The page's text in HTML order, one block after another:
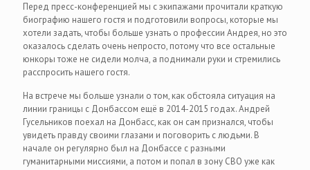
Перед пресс-конференцией мы с экипажами прочитали краткую
биографию нашего гостя и подготовили вопросы, которые мы
хотели задать, чтобы больше узнать о профессии Андрея, но это
оказалось сделать очень непросто, потому что все остальные
юнкоры тоже не сидели молча, а поднимали руки и стремились
расспросить нашего гостя.
На встрече мы больше узнали о том, как обстояла ситуация на
линии границы с Донбассом ещё в 2014-2015 годах. Андрей
Гусельников поехал на Донбасс, как он сам признался, чтобы
увидеть правду своими глазами и поговорить с людьми. В
начале он регулярно был на Донбассе с разными
гуманитарными миссиями, а потом и попал в зону СВО уже как